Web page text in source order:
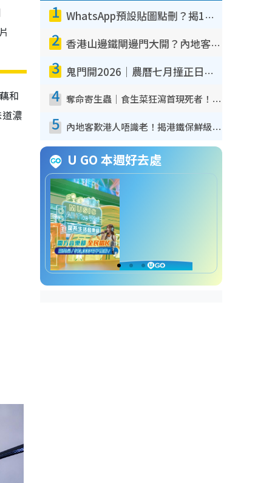
和
濃
1 WhatsApp預設貼圖點刪？揭1招「反向操作」還原簡潔介面 附3步實測教學
2 香港山邊鐵閘邊門大開？內地客困惑意義何在！網民神回覆：呢種叫法理性防禦
3 鬼門開2026｜農曆七月撞正日全食特別邪？專家警告切忌做一事！揭4大禁忌+2招保平安
4 奪命寄生蟲｜食生菜狂瀉首現死者！疫潮惡化錄1.8萬宗病例 揭洗菜3大謬誤
5 內地客歎港人唔識老！揭港鐵保鮮級冷氣 港人求放過：咪投訴
U GO 本週好去處